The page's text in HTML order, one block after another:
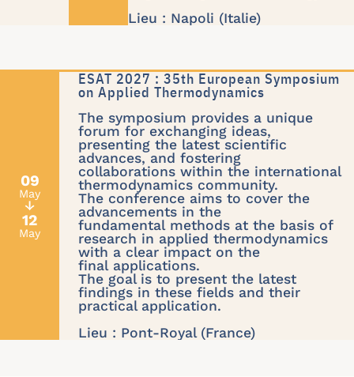
Lieu : Napoli (Italie)
09
May
↓
12
May
ESAT 2027 : 35th European Symposium
on Applied Thermodynamics
The symposium provides a unique
forum for exchanging ideas,
presenting the latest scientific
advances, and fostering
collaborations within the international
thermodynamics community.
The conference aims to cover the
advancements in the
fundamental methods at the basis of
research in applied thermodynamics
with a clear impact on the
final applications.
The goal is to present the latest
findings in these fields and their
practical application.
Lieu : Pont-Royal (France)